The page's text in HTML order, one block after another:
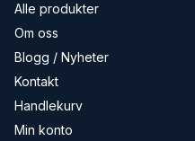
Alle produkter
Om oss
Blogg / Nyheter
Kontakt
Handlekurv
Min konto